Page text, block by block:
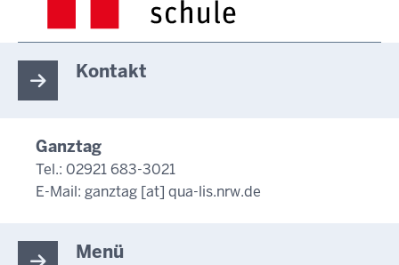
Kontakt
Ganztag
Tel.: 02921 683-3021
E-Mail: ganztag [at] qua-lis.nrw.de
Menü